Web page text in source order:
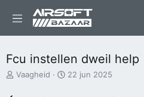
Fcu instellen dweil help
O
Vaagheid
S
22 jun 2025